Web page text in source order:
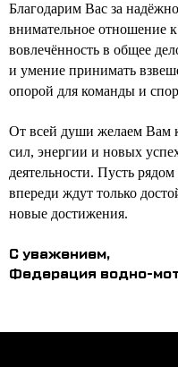
Благодарим Вас за
внимательное отношение
вовлечённость в общее
и умение принимать
опорой для команды и
От всей души желаем Вам
сил, энергии и новых
деятельности. Пусть
впереди ждут только
новые достижения.
С уважением,
Федерация водно-